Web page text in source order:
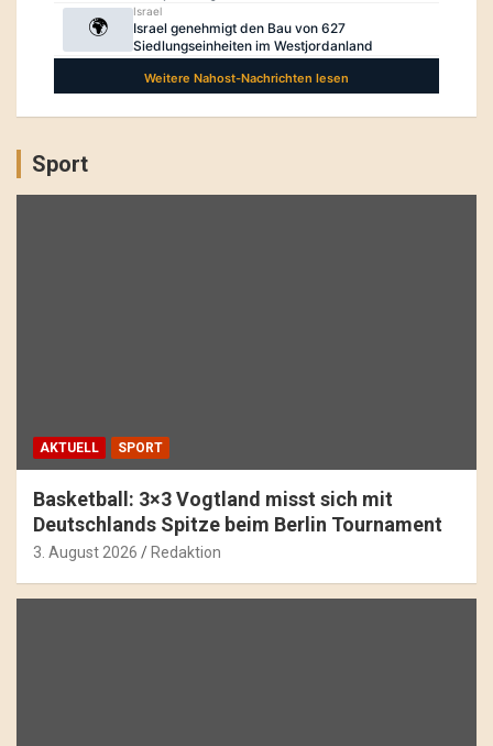
Sport
AKTUELL SPORT
Basketball: 3×3 Vogtland misst sich mit
Deutschlands Spitze beim Berlin Tournament
3. August 2026 Redaktion